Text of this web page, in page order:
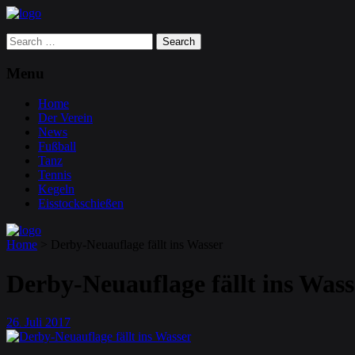
Search
for:
Menu
Home
Der Verein
News
Fußball
Tanz
Tennis
Kegeln
Eisstockschießen
Home Derby-Neuauflage fällt ins Wasser
Derby-Neuauflage fällt ins
26. Juli 2017